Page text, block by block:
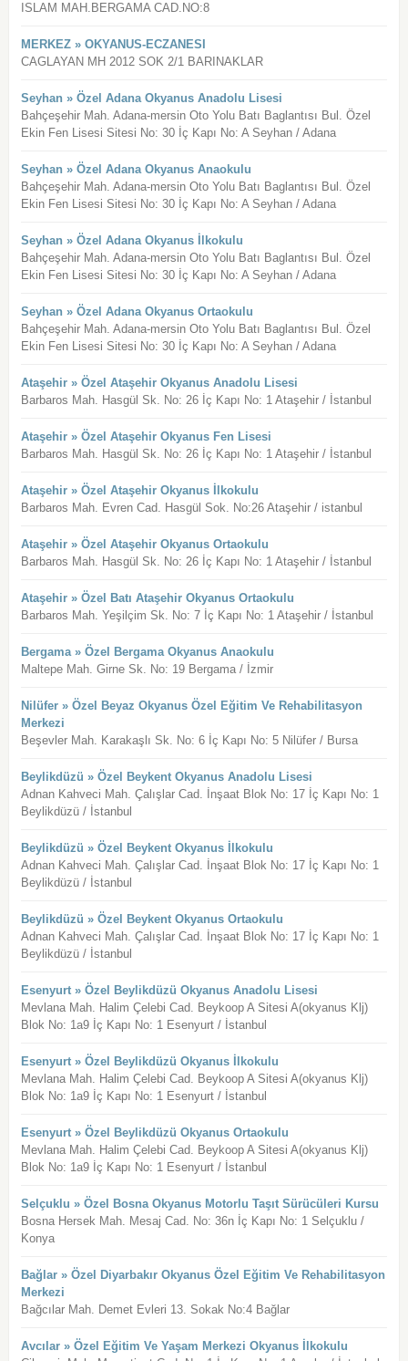
ISLAM MAH.BERGAMA CAD.NO:8
MERKEZ » OKYANUS-ECZANESI
CAGLAYAN MH 2012 SOK 2/1 BARINAKLAR
Seyhan » Özel Adana Okyanus Anadolu Lisesi
Bahçeşehir Mah. Adana-mersin Oto Yolu Batı Baglantısı Bul. Özel
Ekin Fen Lisesi Sitesi No: 30 İç Kapı No: A Seyhan / Adana
Seyhan » Özel Adana Okyanus Anaokulu
Bahçeşehir Mah. Adana-mersin Oto Yolu Batı Baglantısı Bul. Özel
Ekin Fen Lisesi Sitesi No: 30 İç Kapı No: A Seyhan / Adana
Seyhan » Özel Adana Okyanus İlkokulu
Bahçeşehir Mah. Adana-mersin Oto Yolu Batı Baglantısı Bul. Özel
Ekin Fen Lisesi Sitesi No: 30 İç Kapı No: A Seyhan / Adana
Seyhan » Özel Adana Okyanus Ortaokulu
Bahçeşehir Mah. Adana-mersin Oto Yolu Batı Baglantısı Bul. Özel
Ekin Fen Lisesi Sitesi No: 30 İç Kapı No: A Seyhan / Adana
Ataşehir » Özel Ataşehir Okyanus Anadolu Lisesi
Barbaros Mah. Hasgül Sk. No: 26 İç Kapı No: 1 Ataşehir / İstanbul
Ataşehir » Özel Ataşehir Okyanus Fen Lisesi
Barbaros Mah. Hasgül Sk. No: 26 İç Kapı No: 1 Ataşehir / İstanbul
Ataşehir » Özel Ataşehir Okyanus İlkokulu
Barbaros Mah. Evren Cad. Hasgül Sok. No:26 Ataşehir / istanbul
Ataşehir » Özel Ataşehir Okyanus Ortaokulu
Barbaros Mah. Hasgül Sk. No: 26 İç Kapı No: 1 Ataşehir / İstanbul
Ataşehir » Özel Batı Ataşehir Okyanus Ortaokulu
Barbaros Mah. Yeşilçim Sk. No: 7 İç Kapı No: 1 Ataşehir / İstanbul
Bergama » Özel Bergama Okyanus Anaokulu
Maltepe Mah. Girne Sk. No: 19 Bergama / İzmir
Nilüfer » Özel Beyaz Okyanus Özel Eğitim Ve Rehabilitasyon
Merkezi
Beşevler Mah. Karakaşlı Sk. No: 6 İç Kapı No: 5 Nilüfer / Bursa
Beylikdüzü » Özel Beykent Okyanus Anadolu Lisesi
Adnan Kahveci Mah. Çalışlar Cad. İnşaat Blok No: 17 İç Kapı No: 1
Beylikdüzü / İstanbul
Beylikdüzü » Özel Beykent Okyanus İlkokulu
Adnan Kahveci Mah. Çalışlar Cad. İnşaat Blok No: 17 İç Kapı No: 1
Beylikdüzü / İstanbul
Beylikdüzü » Özel Beykent Okyanus Ortaokulu
Adnan Kahveci Mah. Çalışlar Cad. İnşaat Blok No: 17 İç Kapı No: 1
Beylikdüzü / İstanbul
Esenyurt » Özel Beylikdüzü Okyanus Anadolu Lisesi
Mevlana Mah. Halim Çelebi Cad. Beykoop A Sitesi A(okyanus Klj)
Blok No: 1a9 İç Kapı No: 1 Esenyurt / İstanbul
Esenyurt » Özel Beylikdüzü Okyanus İlkokulu
Mevlana Mah. Halim Çelebi Cad. Beykoop A Sitesi A(okyanus Klj)
Blok No: 1a9 İç Kapı No: 1 Esenyurt / İstanbul
Esenyurt » Özel Beylikdüzü Okyanus Ortaokulu
Mevlana Mah. Halim Çelebi Cad. Beykoop A Sitesi A(okyanus Klj)
Blok No: 1a9 İç Kapı No: 1 Esenyurt / İstanbul
Selçuklu » Özel Bosna Okyanus Motorlu Taşıt Sürücüleri Kursu
Bosna Hersek Mah. Mesaj Cad. No: 36n İç Kapı No: 1 Selçuklu /
Konya
Bağlar » Özel Diyarbakır Okyanus Özel Eğitim Ve Rehabilitasyon
Merkezi
Bağcılar Mah. Demet Evleri 13. Sokak No:4 Bağlar
Avcılar » Özel Eğitim Ve Yaşam Merkezi Okyanus İlkokulu